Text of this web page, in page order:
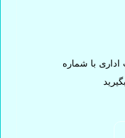
اداری با شماره